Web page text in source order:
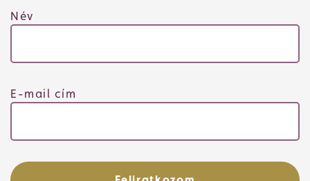
Név
E-mail cím